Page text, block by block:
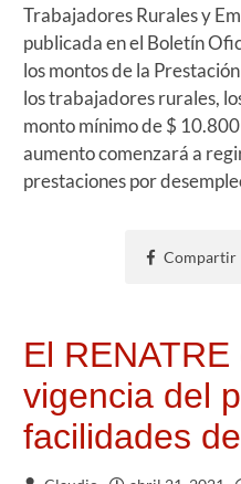
Trabajadores Rurales y
publicada en el Boletín
los montos de la
los trabajadores rurales,
monto mínimo de $
aumento comenzará a
prestaciones por
Compartir
El
vigencia del
facilidades